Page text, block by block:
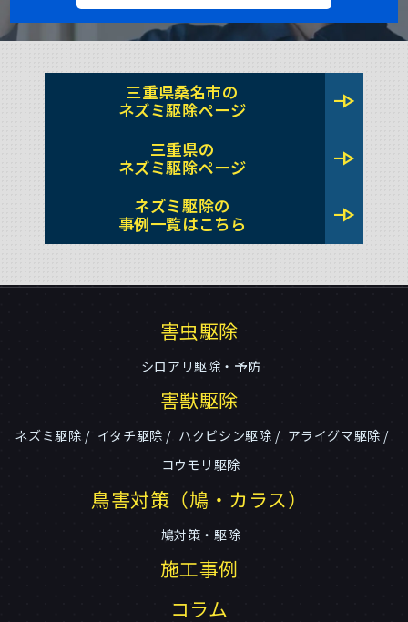
三重県桑名市の
ネズミ駆除ページ
line_end_arrow
三重県の
ネズミ駆除ページ
line_end_arrow
ネズミ駆除の
事例一覧はこちら
line_end_arrow
害虫駆除
シロアリ駆除・予防
害獣駆除
ネズミ駆除 イタチ駆除 ハクビシン駆除
アライグマ駆除
コウモリ駆除
鳥害対策（鳩・カラス）
鳩対策・駆除
施工事例
コラム